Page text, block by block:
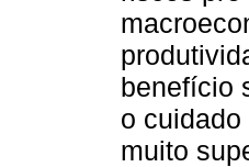
benefício
o
muito